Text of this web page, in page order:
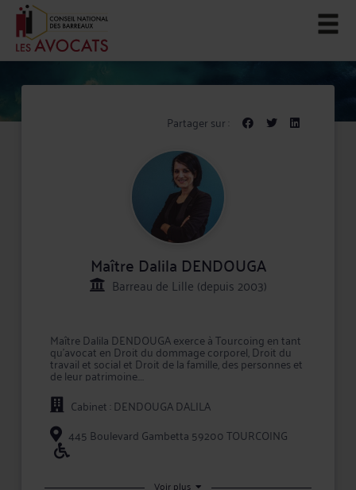
Partager sur :
Maître Dalila DENDOUGA
Barreau de Lille (depuis 2003)
Maître Dalila DENDOUGA exerce à Tourcoing en tant
qu'avocat en Droit du dommage corporel, Droit du
travail et social et Droit de la famille, des personnes et
de leur patrimoine.
Maître DENDOUGA intervient à la fois comme conseil
en amont des conflits, et comme avocat chargé
d'assurer la défense de vos intérêts devant les
tribunaux, que ce soit en défense, ou pour engager
une procédure contre l'adversaire.
particulière à l'écoute et au dialogue, et vous aide à
Cabinet : DENDOUGA DALILA
445 Boulevard Gambetta 59200 TOURCOING
Voir plus